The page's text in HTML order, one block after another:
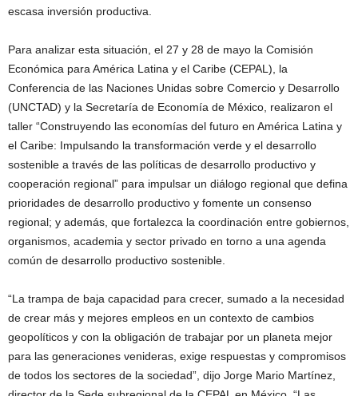
escasa inversión productiva.
Para analizar esta situación, el 27 y 28 de mayo la Comisión
Económica para América Latina y el Caribe (CEPAL), la
Conferencia de las Naciones Unidas sobre Comercio y Desarrollo
(UNCTAD) y la Secretaría de Economía de México, realizaron el
taller “Construyendo las economías del futuro en América Latina y
el Caribe: Impulsando la transformación verde y el desarrollo
sostenible a través de las políticas de desarrollo productivo y
cooperación regional” para impulsar un diálogo regional que defina
prioridades de desarrollo productivo y fomente un consenso
regional; y además, que fortalezca la coordinación entre gobiernos,
organismos, academia y sector privado en torno a una agenda
común de desarrollo productivo sostenible.
“La trampa de baja capacidad para crecer, sumado a la necesidad
de crear más y mejores empleos en un contexto de cambios
geopolíticos y con la obligación de trabajar por un planeta mejor
para las generaciones venideras, exige respuestas y compromisos
de todos los sectores de la sociedad”, dijo Jorge Mario Martínez,